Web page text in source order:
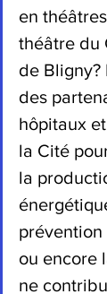
en
théâtre du
de Bligny?
des
hôpitaux
la Cité
la
ou encore
ne